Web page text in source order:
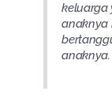
keluarga
anaknya
anaknya.